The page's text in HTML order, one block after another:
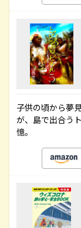
子供の頃から夢
が、島で出合う
憶。